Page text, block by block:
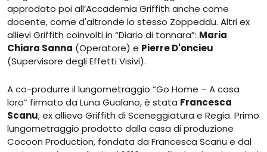
approdato poi all’Accademia Griffith anche come
docente, come d'altronde lo stesso Zoppeddu. Altri ex
allievi Griffith coinvolti in “Diario di tonnara”: Maria
Chiara Sanna (Operatore) e Pierre D'oncieu
(Supervisore degli Effetti Visivi).
A co-produrre il lungometraggio “Go Home – A casa
loro” firmato da Luna Gualano, è stata Francesca
Scanu, ex allieva Griffith di Sceneggiatura e Regia. Primo
lungometraggio prodotto dalla casa di produzione
Cocoon Production, fondata da Francesca Scanu e dal